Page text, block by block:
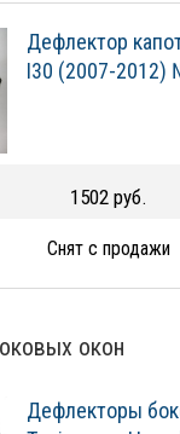
Дефлектор
I30 (2007-2012)
1502 руб.
Снят с продажи
окон
Дефлекторы